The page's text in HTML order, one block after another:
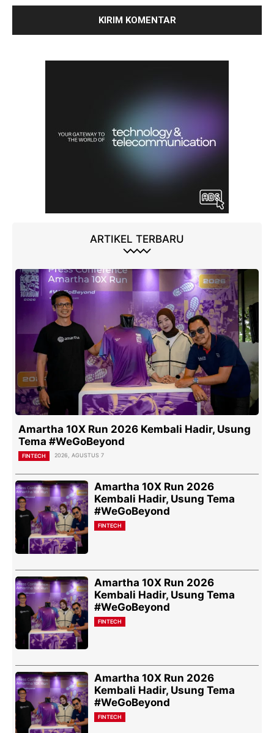
ARTIKEL TERBARU
Amartha 10X Run 2026 Kembali Hadir, Usung
Tema #WeGoBeyond
FINTECH 2026, AGUSTUS 7
Amartha 10X Run 2026
Kembali Hadir, Usung Tema
#WeGoBeyond
FINTECH
Amartha 10X Run 2026
Kembali Hadir, Usung Tema
#WeGoBeyond
FINTECH
Amartha 10X Run 2026
Kembali Hadir, Usung Tema
#WeGoBeyond
FINTECH